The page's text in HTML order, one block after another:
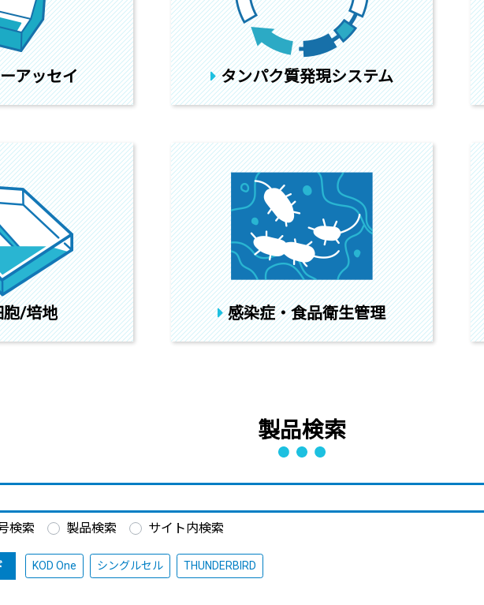
アッセイ タンパク質発現システム
/培地 感染症・食品衛生管理
製品検索
検索 製品検索 サイト内検索
KOD One シングルセル THUNDERBIRD